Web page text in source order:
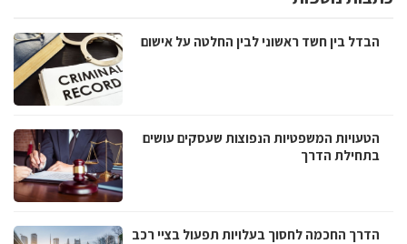
הבדל בין חשד ראשוני לבין החלטה על אישום
הטעויות המשפטיות הנפוצות שעסקים עושים
בתחילת הדרך
הדרך החכמה לחסוך בעלויות תפעול בציי רכב